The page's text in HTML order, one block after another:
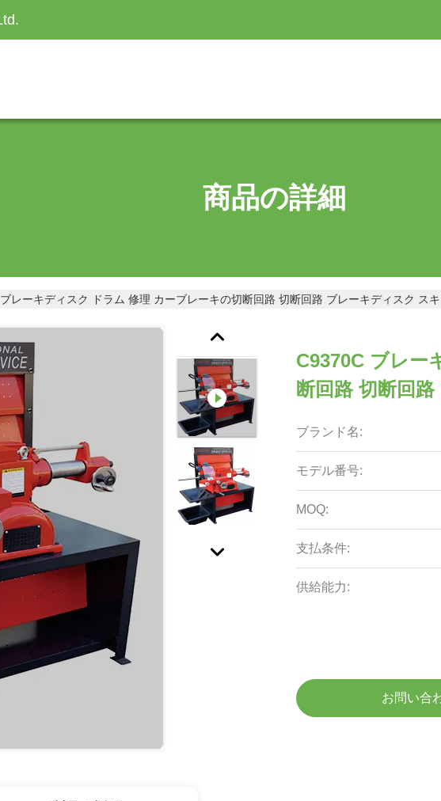
商品の詳細
レーキディスク ドラム 修理 カーブレーキの切断回路 切断回路 ブレーキディスク ス
C9370C ブレー
断回路 切断回
ブランド名:
モデル番号:
MOQ:
支払条件:
供給能力:
お問い合